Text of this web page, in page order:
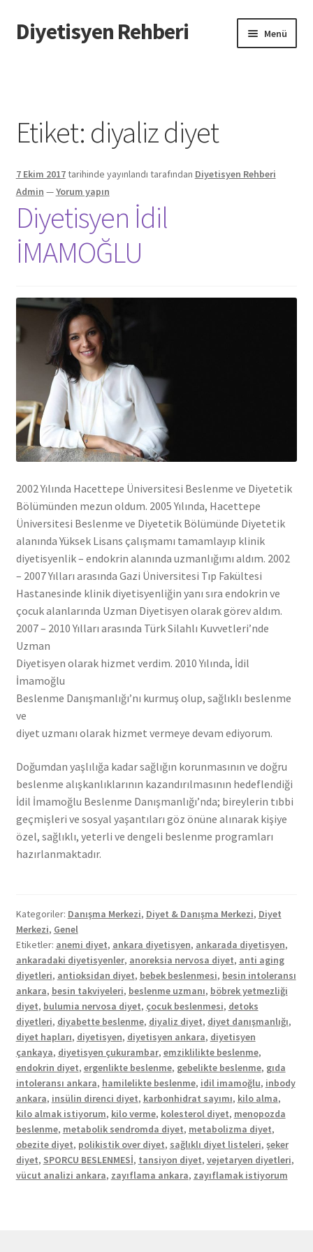
Dolaşıma
geç
İçeriğe
geç
Diyetisyen Rehberi Menü
Hata Bildir
iletişim
Sayfamı Düzenlemek İstiyorum
Yardım
Etiket: diyaliz diyet
7 Ekim 2017tarihinde yayınlandı tarafından Diyetisyen Rehberi
Admin —Yorum yapın
Diyetisyen İdil
İMAMOĞLU
2002 Yılında Hacettepe Üniversitesi Beslenme ve Diyetetik
Bölümünden mezun oldum. 2005 Yılında, Hacettepe
Üniversitesi Beslenme ve Diyetetik Bölümünde Diyetetik
alanında Yüksek Lisans çalışmamı tamamlayıp klinik
diyetisyenlik – endokrin alanında uzmanlığımı aldım. 2002
– 2007 Yılları arasında Gazi Üniversitesi Tıp Fakültesi
Hastanesinde klinik diyetisyenliğin yanı sıra endokrin ve
çocuk alanlarında Uzman Diyetisyen olarak görev aldım.
2007 – 2010 Yılları arasında Türk Silahlı Kuvvetleri’nde
Uzman
Diyetisyen olarak hizmet verdim. 2010 Yılında, İdil
İmamoğlu
Beslenme Danışmanlığı’nı kurmuş olup, sağlıklı beslenme
ve
diyet uzmanı olarak hizmet vermeye devam ediyorum.
Doğumdan yaşlılığa kadar sağlığın korunmasının ve doğru
beslenme alışkanlıklarının kazandırılmasının hedeflendiği
İdil İmamoğlu Beslenme Danışmanlığı’nda; bireylerin tıbbi
geçmişleri ve sosyal yaşantıları göz önüne alınarak kişiye
özel, sağlıklı, yeterli ve dengeli beslenme programları
hazırlanmaktadır.
Kategoriler: Danışma Merkezi, Diyet & Danışma Merkezi, Diyet
Merkezi, Genel
Etiketler: anemi diyet, ankara diyetisyen, ankarada diyetisyen,
ankaradaki diyetisyenler, anoreksia nervosa diyet, anti aging
diyetleri, antioksidan diyet, bebek beslenmesi, besin intoleransı
ankara, besin takviyeleri, beslenme uzmanı, böbrek yetmezliği
diyet, bulumia nervosa diyet, çocuk beslenmesi, detoks
diyetleri, diyabette beslenme, diyaliz diyet, diyet danışmanlığı,
diyet hapları, diyetisyen, diyetisyen ankara, diyetisyen
çankaya, diyetisyen çukurambar, emziklilikte beslenme,
endokrin diyet, ergenlikte beslenme, gebelikte beslenme, gıda
intoleransı ankara, hamilelikte beslenme, idil imamoğlu, inbody
ankara, insülin direnci diyet, karbonhidrat sayımı, kilo alma,
kilo almak istiyorum, kilo verme, kolesterol diyet, menopozda
beslenme, metabolik sendromda diyet, metabolizma diyet,
obezite diyet, polikistik over diyet, sağlıklı diyet listeleri, şeker
diyet, SPORCU BESLENMESİ, tansiyon diyet, vejetaryen diyetleri,
vücut analizi ankara, zayıflama ankara, zayıflamak istiyorum